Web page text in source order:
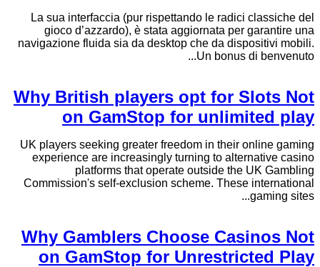
La sua interfaccia (pur rispettando le radici classiche del
gioco d’azzardo), è stata aggiornata per garantire una
navigazione fluida sia da desktop che da dispositivi mobili.
Un bonus di benvenuto...
Why British players opt for Slots Not
on GamStop for unlimited play
UK players seeking greater freedom in their online gaming
experience are increasingly turning to alternative casino
platforms that operate outside the UK Gambling
Commission's self-exclusion scheme. These international
gaming sites...
Why Gamblers Choose Casinos Not
on GamStop for Unrestricted Play